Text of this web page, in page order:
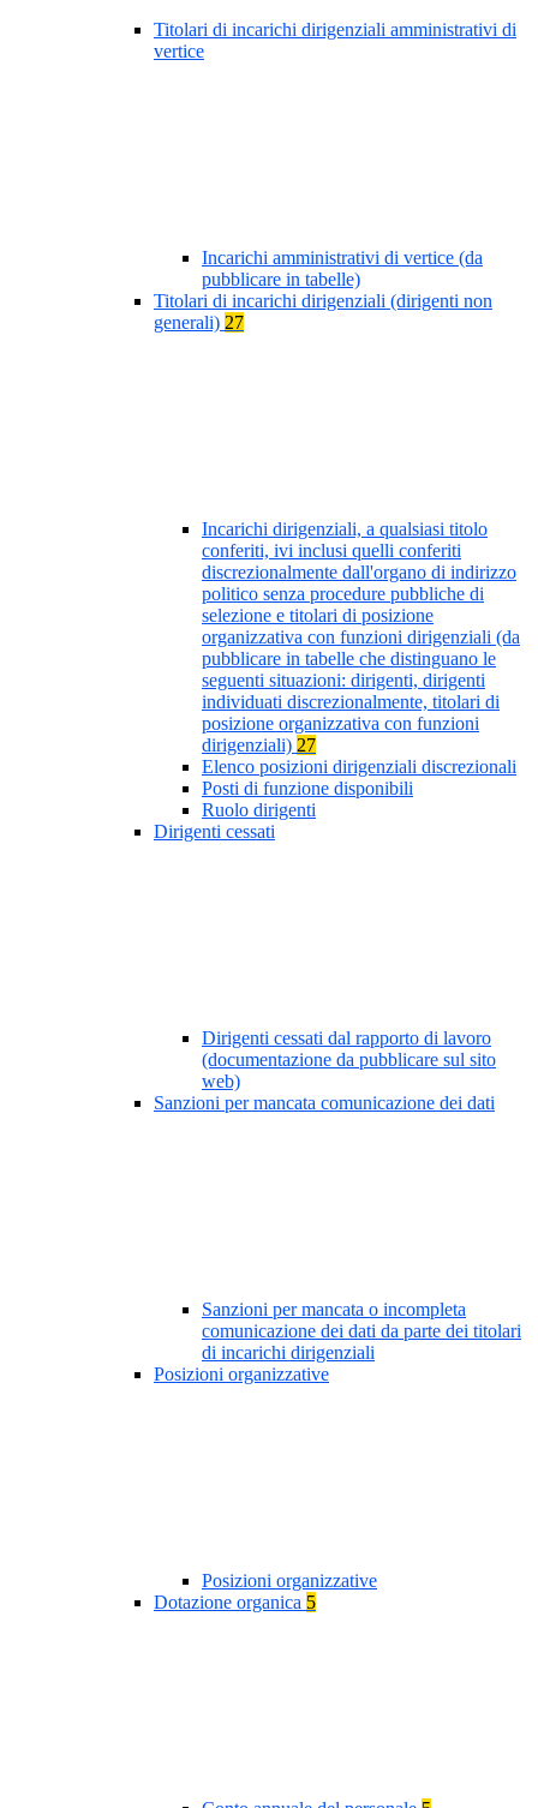
Titolari di incarichi dirigenziali amministrativi di
vertice
Incarichi amministrativi di vertice (da
pubblicare in tabelle)
Titolari di incarichi dirigenziali (dirigenti non
generali) 27
Incarichi dirigenziali, a qualsiasi titolo
conferiti, ivi inclusi quelli conferiti
discrezionalmente dall'organo di indirizzo
politico senza procedure pubbliche di
selezione e titolari di posizione
organizzativa con funzioni dirigenziali (da
pubblicare in tabelle che distinguano le
seguenti situazioni: dirigenti, dirigenti
individuati discrezionalmente, titolari di
posizione organizzativa con funzioni
dirigenziali) 27
Elenco posizioni dirigenziali discrezionali
Posti di funzione disponibili
Ruolo dirigenti
Dirigenti cessati
Dirigenti cessati dal rapporto di lavoro
(documentazione da pubblicare sul sito
web)
Sanzioni per mancata comunicazione dei dati
Sanzioni per mancata o incompleta
comunicazione dei dati da parte dei titolari
di incarichi dirigenziali
Posizioni organizzative
Posizioni organizzative
Dotazione organica 5